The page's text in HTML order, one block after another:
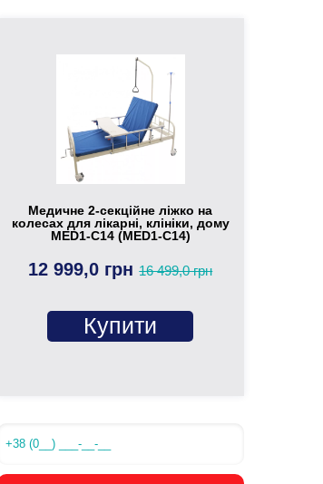
Медичне 2-секційне ліжко на
колесах для лікарні, клініки, дому
MED1-C14 (MED1-C14)
12 999,0 грн16 499,0 грн
Купити